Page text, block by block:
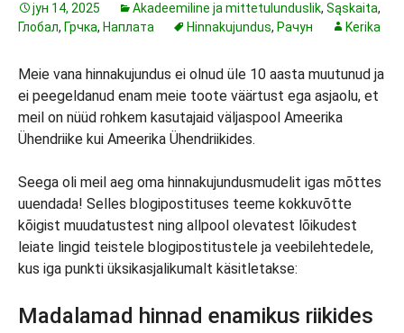
јун 14, 2025 Akadeemiline ja mittetulunduslik, Sąskaita,
Глобал, Грчка, Наплата Hinnakujundus, Рачун Kerika
Meie vana hinnakujundus ei olnud üle 10 aasta muutunud ja
ei peegeldanud enam meie toote väärtust ega asjaolu, et
meil on nüüd rohkem kasutajaid väljaspool Ameerika
Ühendriike kui Ameerika Ühendriikides.
Seega oli meil aeg oma hinnakujundusmudelit igas mõttes
uuendada! Selles blogipostituses teeme kokkuvõtte
kõigist muudatustest ning allpool olevatest lõikudest
leiate lingid teistele blogipostitustele ja veebilehtedele,
kus iga punkti üksikasjalikumalt käsitletakse:
Madalamad hinnad enamikus riikides